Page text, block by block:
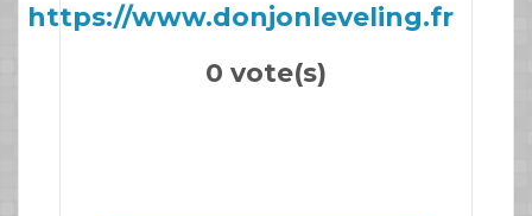
https://www.donjonleveling.fr
0 vote(s)